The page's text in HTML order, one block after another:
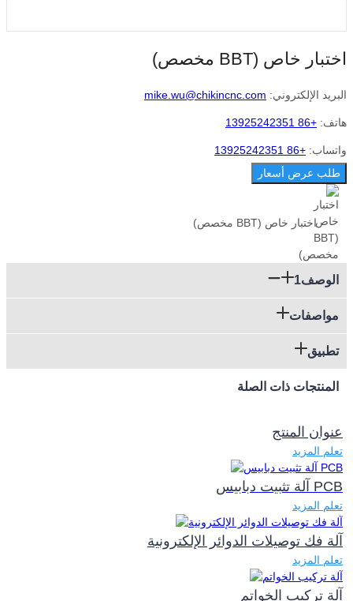
اختبار خاص (BBT مخصص)
البريد الإلكتروني: mike.wu@chikincnc.com
هاتف: +86 13925242351
واتساب: +86 13925242351
طلب عرض أسعار
اختبار خاص (BBT مخصص)
الوصف1
مواصفات
تطبيق
المنتجات ذات الصلة
عنوان المنتج
تعلم المزيد
آلة تثبيت دبابيس PCB
تعلم المزيد
آلة فك توصيلات الدوائر الإلكترونية
تعلم المزيد
آلة تركيب الخواتم